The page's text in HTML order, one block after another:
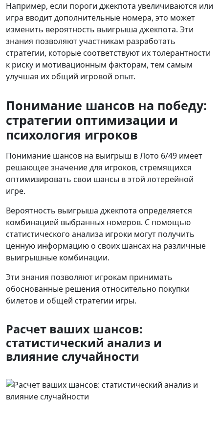
Например, если пороги джекпота увеличиваются или
игра вводит дополнительные номера, это может
изменить вероятность выигрыша джекпота. Эти
знания позволяют участникам разработать
стратегии, которые соответствуют их толерантности
к риску и мотивационным факторам, тем самым
улучшая их общий игровой опыт.
Понимание шансов на победу:
стратегии оптимизации и
психология игроков
Понимание шансов на выигрыш в Лото 6/49 имеет
решающее значение для игроков, стремящихся
оптимизировать свои шансы в этой лотерейной
игре.
Вероятность выигрыша джекпота определяется
комбинацией выбранных номеров. С помощью
статистического анализа игроки могут получить
ценную информацию о своих шансах на различные
выигрышные комбинации.
Эти знания позволяют игрокам принимать
обоснованные решения относительно покупки
билетов и общей стратегии игры.
Расчет ваших шансов:
статистический анализ и
влияние случайности